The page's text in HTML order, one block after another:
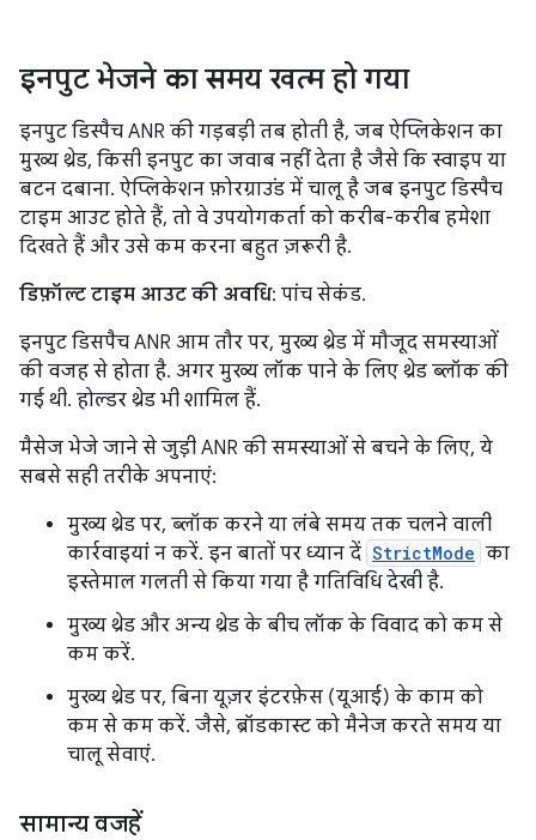
इनपुट भेजने का समय खत्म हो गया
इनपुट डिस्पैच ANR की गड़बड़ी तब होती है, जब ऐप्लिकेशन का
मुख्य थ्रेड, किसी इनपुट का जवाब नहीं देता है जैसे कि स्वाइप या
बटन दबाना. ऐप्लिकेशन फ़ोरग्राउंड में चालू है जब इनपुट डिस्पैच
टाइम आउट होते हैं, तो वे उपयोगकर्ता को करीब-करीब हमेशा
दिखते हैं और उसे कम करना बहुत ज़रूरी है.
डिफ़ॉल्ट टाइम आउट की अवधि: पांच सेकंड.
इनपुट डिसपैच ANR आम तौर पर, मुख्य थ्रेड में मौजूद समस्याओं
की वजह से होता है. अगर मुख्य लॉक पाने के लिए थ्रेड ब्लॉक की
गई थी. होल्डर थ्रेड भी शामिल हैं.
मैसेज भेजे जाने से जुड़ी ANR की समस्याओं से बचने के लिए, ये
सबसे सही तरीके अपनाएं:
मुख्य थ्रेड पर, ब्लॉक करने या लंबे समय तक चलने वाली
कार्रवाइयां न करें. इन बातों पर ध्यान दें StrictMode का
इस्तेमाल गलती से किया गया है गतिविधि देखी है.
मुख्य थ्रेड और अन्य थ्रेड के बीच लॉक के विवाद को कम से
कम करें.
मुख्य थ्रेड पर, बिना यूज़र इंटरफ़ेस (यूआई) के काम को
कम से कम करें. जैसे, ब्रॉडकास्ट को मैनेज करते समय या
चालू सेवाएं.
सामान्य वजहें